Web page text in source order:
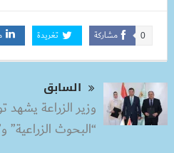
مشاركة 0 تغريدة
السابق
وزير الزراعة يشهد
“البحوث الزراعية”